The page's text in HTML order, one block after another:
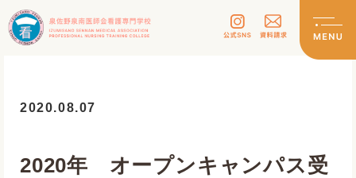
2020.08.07
2020年 オープンキャンパス受